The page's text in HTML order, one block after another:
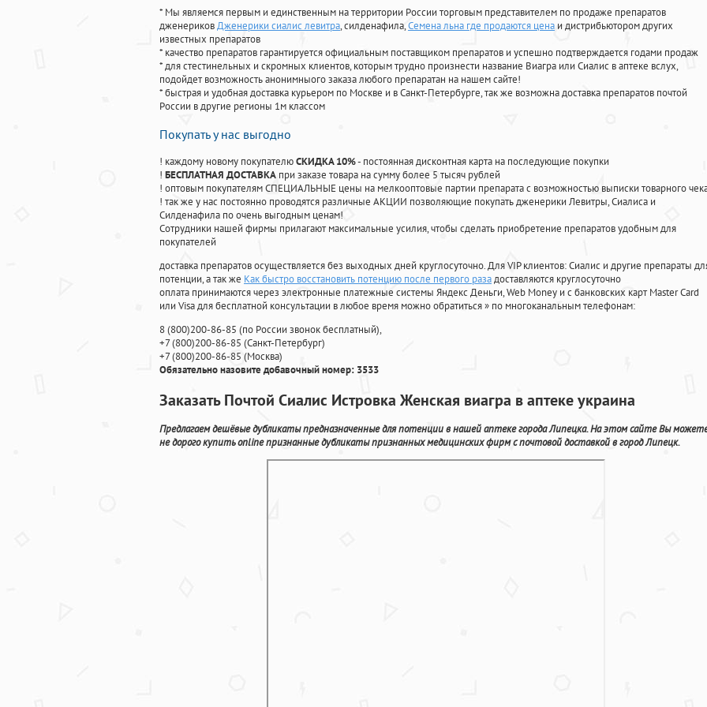
* Мы являемся первым и единственным на территории России торговым представителем по продаже препаратов
дженериковДженерики сиалис левитра, силденафила,Семена льна где продаются цена и дистрибьютором других
известных препаратов
* качество препаратов гарантируется официальным поставщиком препаратов и успешно подтверждается годами продаж
* для стестинельных и скромных клиентов, которым трудно произнести название Виагра или Сиалис в аптеке вслух,
подойдет возможность анонимныого заказа любого препаратан на нашем сайте!
* быстрая и удобная доставка курьером по Москве и в Санкт-Петербурге, так же возможна доставка препаратов почтой
России в другие регионы 1м классом
Покупать у нас выгодно
! каждому новому покупателюСКИДКА 10%- постоянная дисконтная карта на последующие покупки
! БЕСПЛАТНАЯ ДОСТАВКА при заказе товара на сумму более 5 тысяч рублей
! оптовым покупателям СПЕЦИАЛЬНЫЕ цены на мелкооптовые партии препарата с возможностью выписки товарного
! так же у нас постоянно проводятся различные АКЦИИ позволяющие покупать дженерики Левитры, Сиалиса и
Силденафила по очень выгодным ценам!
Cотрудники нашей фирмы прилагают максимальные усилия, чтобы сделать приобретение препаратов удобным для
покупателей
доставка препаратов осуществляется без выходных дней круглосуточно. Для VIP клиентов: Сиалис и другие препараты
потенции, а так же Как быстро восстановить потенцию после первого разадоставляются круглосуточно
оплата принимаются через электронные платежные системы Яндекс Деньги, Web Money и с банковских карт Master Card
или Visa для бесплатной консультации в любое время можно обратиться» по многоканальным телефонам:
8(800)200-86-85 (по России звонок бесплатный),
+7(800)200-86-85 (Санкт-Петербург)
+7(800)200-86-85 (Москва)
Обязательно назовите добавочный номер: 3533
Заказать Почтой Сиалис Истровка Женская виагра в аптеке украина
Предлагаем дешёвые дубликаты предназначенные для потенции в нашей аптеке города Липецка. На этом сайте Вы
не дорого купить online признанные дубликаты признанных медицинских фирм с почтовой доставкой в город Липецк.